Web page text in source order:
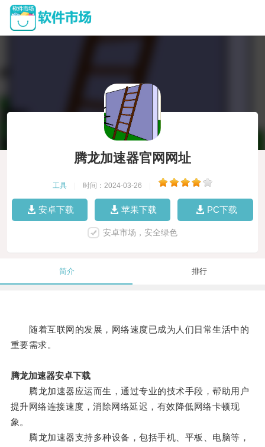
腾龙加速器官网网址
工具 时间：2024-03-26
安卓下载 苹果下载 PC下载
安卓市场，安全绿色
简介 排行
随着互联网的发展，网络速度已成为人们日常生活中的
重要需求。
腾龙加速器安卓下载
腾龙加速器应运而生，通过专业的技术手段，帮助用户
提升网络连接速度，消除网络延迟，有效降低网络卡顿现
象。
腾龙加速器支持多种设备，包括手机、平板、电脑等，